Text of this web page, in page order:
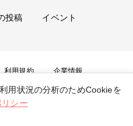
投稿 イベント
利用規約 企業情報
わせ
Ltd. All Rights Reserved.
用状況の分析のためCookieを
シー